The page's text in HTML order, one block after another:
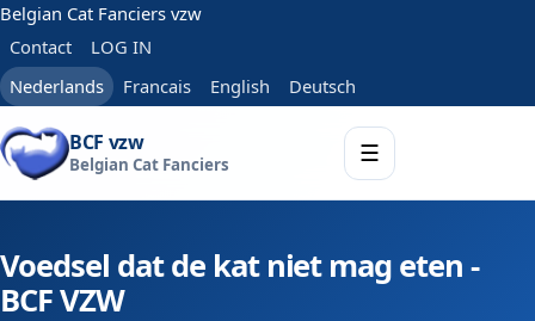
Belgian Cat Fanciers vzw
Contact
LOG IN
Nederlands
Francais English Deutsch
BCF vzw
Belgian Cat Fanciers ☰
Voedsel dat de kat niet mag eten -
BCF VZW